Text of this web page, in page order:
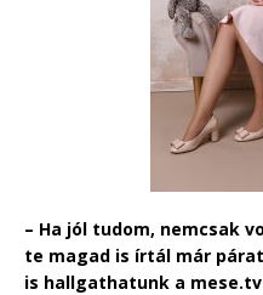
– Ha jól tudom, nemcsak
te magad is írtál már
is hallgathatunk a